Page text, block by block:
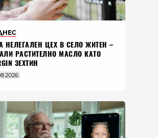
НЕЛЕГАЛЕН ЦЕХ В СЕЛО ЖИТЕН –
РАСТИТЕЛНО МАСЛО КАТО
ЗЕХТИН